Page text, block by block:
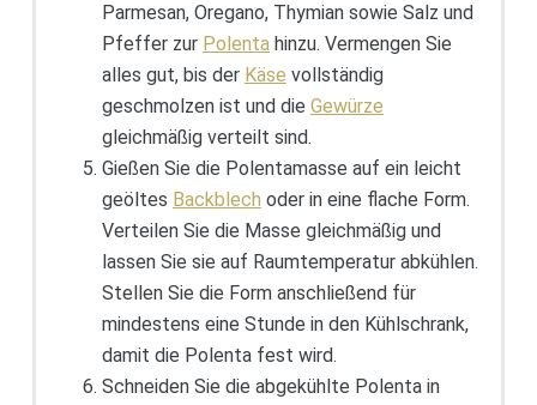
Parmesan, Oregano, Thymian sowie Salz und
Pfeffer zur Polentahinzu. Vermengen Sie
alles gut, bis der Käse vollständig
geschmolzen ist und die Gewürze
gleichmäßig verteilt sind.
Gießen Sie die Polentamasse auf ein leicht
geöltes Backblech oder in eine flache Form.
Verteilen Sie die Masse gleichmäßig und
lassen Sie sie auf Raumtemperatur abkühlen.
Stellen Sie die Form anschließend für
mindestens eine Stunde in den Kühlschrank,
damit die Polenta fest wird.
Schneiden Sie die abgekühlte Polenta in